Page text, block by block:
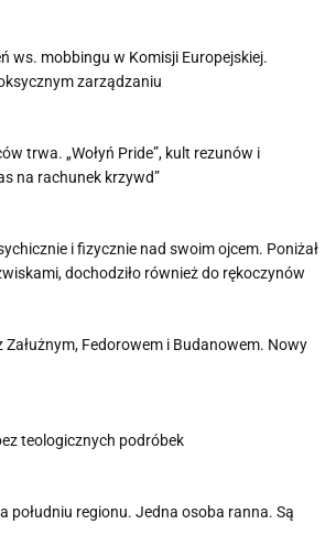
ws. mobbingu w Komisji Europejskiej.
zarządzaniu
trwa. „Wołyń Pride”, kult rezunów i
na rachunek krzywd”
i fizycznie nad swoim ojcem. Poniżał
dochodziło również do rękoczynów
Załużnym, Fedorowem i Budanowem. Nowy
teologicznych podróbek
południu regionu. Jedna osoba ranna. Są